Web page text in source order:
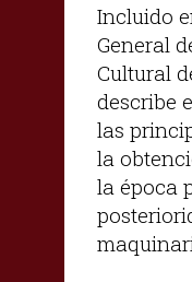
Incluido
General
Cultural
describe
las
la
la época